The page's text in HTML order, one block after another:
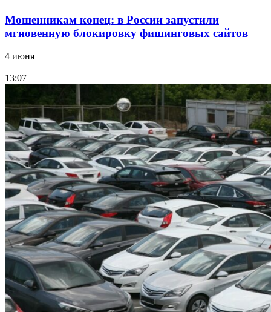
Мошенникам конец: в России запустили
мгновенную блокировку фишинговых сайтов
4 июня
13:07